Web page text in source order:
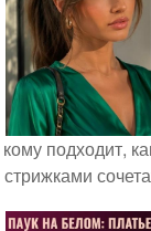
подходит,
стрижками